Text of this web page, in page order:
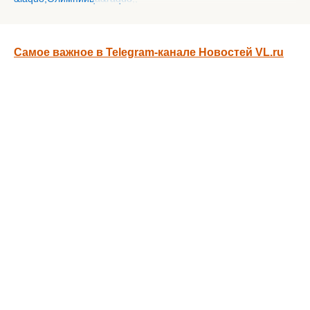
Самое важное в Telegram-канале Новостей VL.ru